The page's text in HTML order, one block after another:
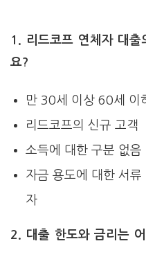
1. 리드코프 연체자 대
요?
만 30세 이상 60세 이
리드코프의 신규 고객
소득에 대한 구분 없음
자금 용도에 대한 서
자
2. 대출 한도와 금리는